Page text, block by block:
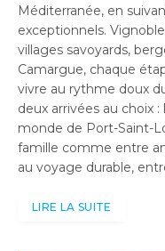
Méditerranée, en
exceptionnels.
villages savoyards,
Camargue, chaque
vivre au rythme doux
deux arrivées au choix
monde de Port-Saint-
famille comme entre
au voyage durable,
LIRE LA SUITE